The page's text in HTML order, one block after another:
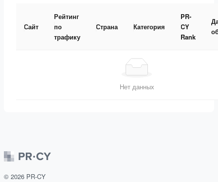
Сайт
Рейтинг
по
трафику
Страна Категория
PR-
CY
Rank
Нет данных
© 2026 PR-CY